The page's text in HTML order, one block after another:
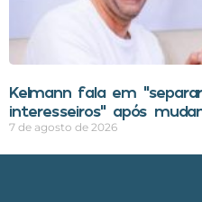
Kelmann fala em
interesseiros” após
7 de agosto de 2026